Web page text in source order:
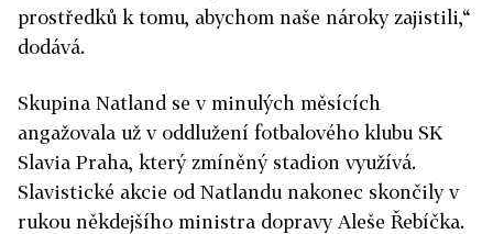
prostředků k tomu, abychom naše nároky zajistili,“
dodává.
Skupina Natland se v minulých měsících
angažovala už v oddlužení fotbalového klubu SK
Slavia Praha, který zmíněný stadion využívá.
Slavistické akcie od Natlandu nakonec skončily v
rukou někdejšího ministra dopravy Aleše Řebíčka.